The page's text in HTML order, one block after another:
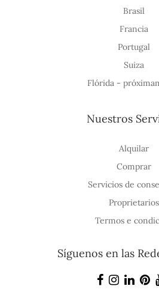
Brasil
Francia
Portugal
Suiza
Flórida -
Nuestros
Alquilar
Comprar
Servicios de
Proprietarios
Termos e
Síguenos en las